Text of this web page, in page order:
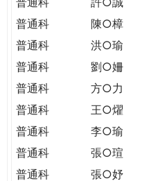
普通科
陳○樟
普通科
洪○瑜
普通科
劉○姍
普通科
方○力
普通科
王○燿
普通科
李○瑜
普通科
張○瑄
普通科
張○妤